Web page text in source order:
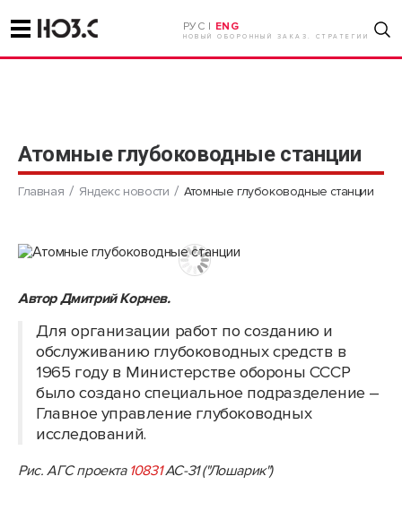
РУС | ENG
НОВЫЙ ОБОРОННЫЙ ЗАКАЗ. СТРАТЕГИИ
Атомные глубоководные станции
Главная Яндекс новости Атомные глубоководные станции
Автор Дмитрий Корнев.
Для организации работ по созданию и
обслуживанию глубоководных средств в
1965 году в Министерстве обороны СССР
было создано специальное подразделение –
Главное управление глубоководных
исследований.
Рис. АГС проекта 10831АС-31 ("Лошарик")